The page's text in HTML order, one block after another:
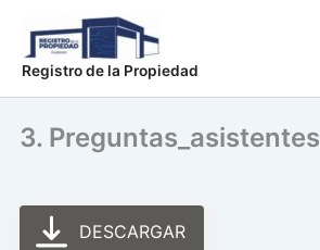
contenido
Registro de la Propiedad
3. Preguntas_asistentes
DESCARGAR